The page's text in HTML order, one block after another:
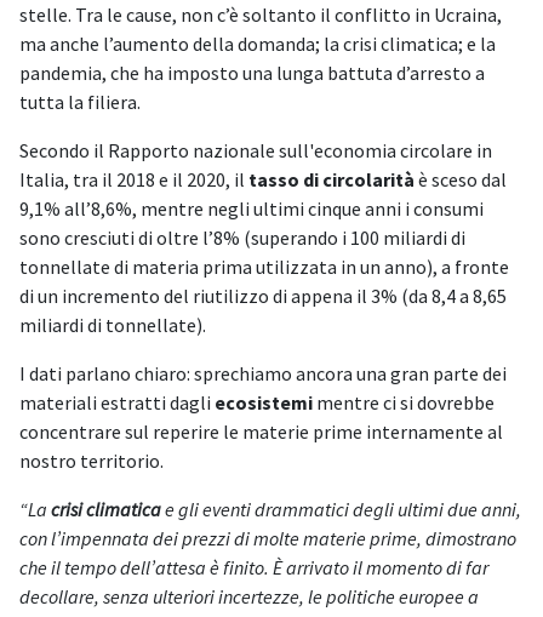
stelle. Tra le cause, non c’è soltanto il conflitto in Ucraina,
ma anche l’aumento della domanda; la crisi climatica; e la
pandemia, che ha imposto una lunga battuta d’arresto a
tutta la filiera.
Secondo il Rapporto nazionale sull'economia circolare in
Italia, tra il 2018 e il 2020, il tasso di circolarità è sceso dal
9,1% all’8,6%, mentre negli ultimi cinque anni i consumi
sono cresciuti di oltre l’8% (superando i 100 miliardi di
tonnellate di materia prima utilizzata in un anno), a fronte
di un incremento del riutilizzo di appena il 3% (da 8,4 a 8,65
miliardi di tonnellate).
I dati parlano chiaro: sprechiamo ancora una gran parte dei
materiali estratti dagli ecosistemi mentre ci si dovrebbe
concentrare sul reperire le materie prime internamente al
nostro territorio.
“La crisi climaticae gli eventi drammatici degli ultimi due anni,
con l’impennata dei prezzi di molte materie prime, dimostrano
che il tempo dell’attesa è finito. È arrivato il momento di far
decollare, senza ulteriori incertezze, le politiche europee a